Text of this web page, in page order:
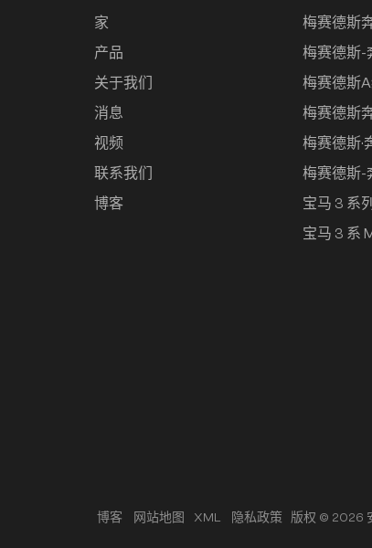
830km后驱超长寿命
家
产品
关于我们
消息
视频
联系我们
博客
梅赛德斯
梅赛德斯-
梅赛德斯
梅赛德斯
梅赛德斯·
梅赛德斯-
宝马 3 系
宝马 3 系
博客 网站地图 XML 隐私政策 版权 © 2026